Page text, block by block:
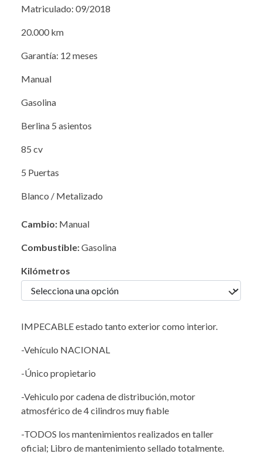
Matriculado: 09/2018
20.000 km
Garantía: 12 meses
Manual
Gasolina
Berlina 5 asientos
85 cv
5 Puertas
Blanco / Metalizado
Cambio: Manual
Combustible:Gasolina
Kilómetros
IMPECABLE estado tanto exterior como interior.
-Vehículo NACIONAL
-Único propietario
-Vehiculo por cadena de distribución, motor
atmosférico de 4 cilindros muy fiable
-TODOS los mantenimientos realizados en taller
oficial; Libro de mantenimiento sellado totalmente.